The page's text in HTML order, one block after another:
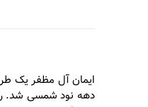
ایمان آل مظفر یک
دهه نود شمسی شد.